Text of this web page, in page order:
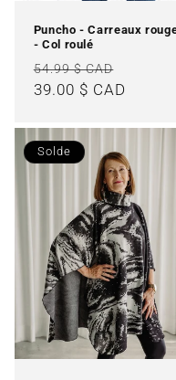
Puncho - Carreaux
- Col roulé
Prix
habituel
54.99 $ CAD
39.00 $ CAD
Solde